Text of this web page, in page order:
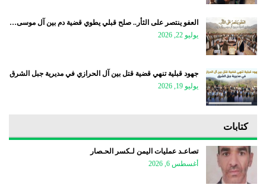
العفو ينتصر على الثأر.. صلح قبلي يطوي قضية دم بين آل موسى…
يوليو 22, 2026
جهود قبلية تنهي قضية قتل بين آل الحرازي في مديرية جبل الشرق
يوليو 19, 2026
كتابات
تصاعـد عمليات اليمن لـكسر الحـصار
أغسطس 6, 2026